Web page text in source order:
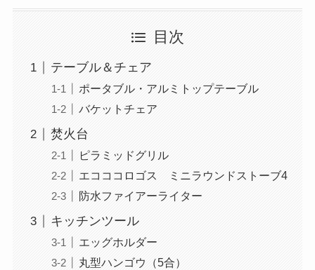
目次
テーブル＆チェア
ポータブル・アルミトップテーブル
バケットチェア
焚火台
ピラミッドグリル
エコココロゴス ミニラウンドストーブ4
防水ファイアーライター
キッチンツール
エッグホルダー
丸型ハンゴウ（5合）